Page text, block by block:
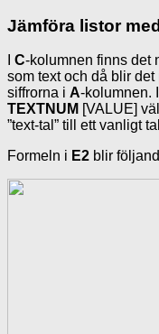
Jämföra listor
C-kolumnen finns det
som text och då blir
siffrorna i A-kolumnen.
TEXTNUM [VALUE]
”text-tal” till ett vanligt
Formeln i E2 blir